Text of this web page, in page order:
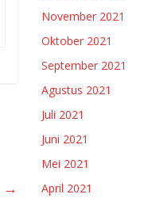
→
November 2021
Oktober 2021
September 2021
Agustus 2021
Juli 2021
Juni 2021
Mei 2021
April 2021